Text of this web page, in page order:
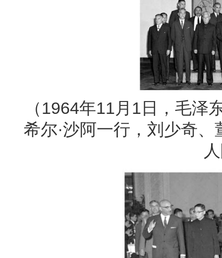
（1964年11月1日，毛泽
希尔·沙阿一行，刘少奇